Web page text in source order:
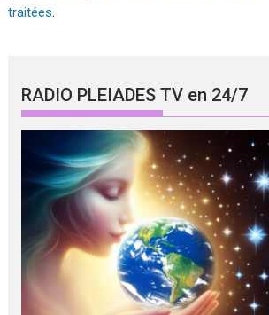
traitées.
RADIO PLEIADES TV en 24/7